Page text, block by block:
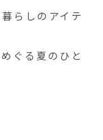
らしのアイテ
ぐる夏のひと